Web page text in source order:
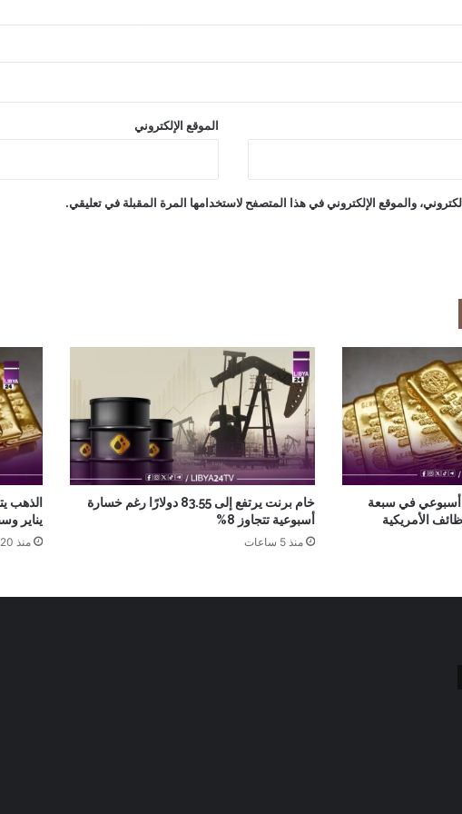
الموقع الإلكتروني
والموقع الإلكتروني في هذا المتصفح لاستخدامها المرة المقبلة في تعليقي.
أسبوعي في سبعة
الأمريكية
خام برنت يرتفع إلى 83.55 دولارًا رغم خسارة
أسبوعية تتجاوز 8%
منذ 5 ساعات
الذهب
يناير
منذ 20 ساعة